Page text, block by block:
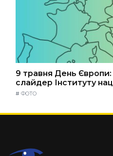
9 травня День Європи:
слайдер Інституту
# ФОТО